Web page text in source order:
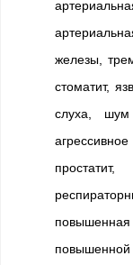
железы,
стоматит,
слуха,